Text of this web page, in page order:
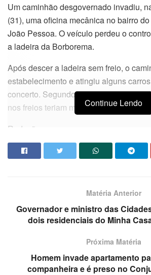
Um caminhão desgovernado invadiu,
(31), uma oficina mecânica no bairro
João Pessoa. O veículo perdeu o
a ladeira da Borborema.
Após descer a ladeira sem freio, o
estabelecimento e atingiu alguns
concerto. Segundo as informações,
nos freios teriam motivado o acidente.
Redação
Continue Lendo
Matéria Anterior
Governador e ministro das
dois residenciais do Minha
Próxima Matéria
Homem invade apartamento
companheira e é preso no